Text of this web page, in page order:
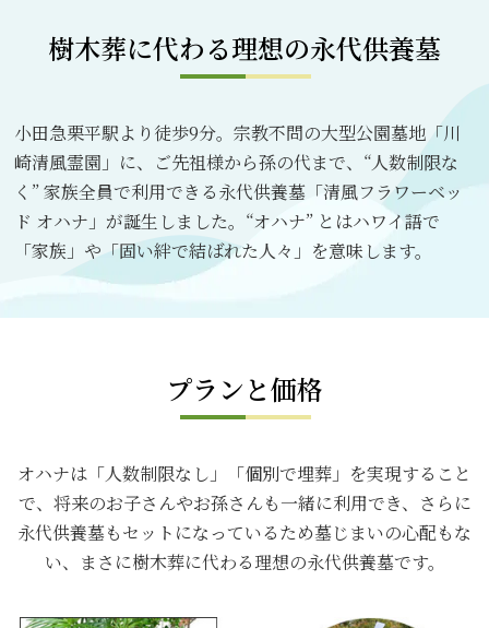
樹木葬に代わる理想の永代供養墓
小田急栗平駅より徒歩9分。宗教不問の大型公園墓地「川
崎清風霊園」に、ご先祖様から孫の代まで、“人数制限な
く” 家族全員で利用できる永代供養墓「清風フラワーベッ
ド オハナ」が誕生しました。“オハナ” とはハワイ語で
「家族」や「固い絆で結ばれた人々」を意味します。
プランと価格
オハナは「人数制限なし」「個別で埋葬」を実現すること
で、将来のお子さんやお孫さんも一緒に利用でき、さらに
永代供養墓もセットになっているため墓じまいの心配もな
い、まさに樹木葬に代わる理想の永代供養墓です。